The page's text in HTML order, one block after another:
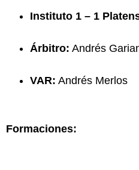
Instituto 1 – 1
Árbitro: Andrés
VAR: Andrés Merlos
Formaciones: